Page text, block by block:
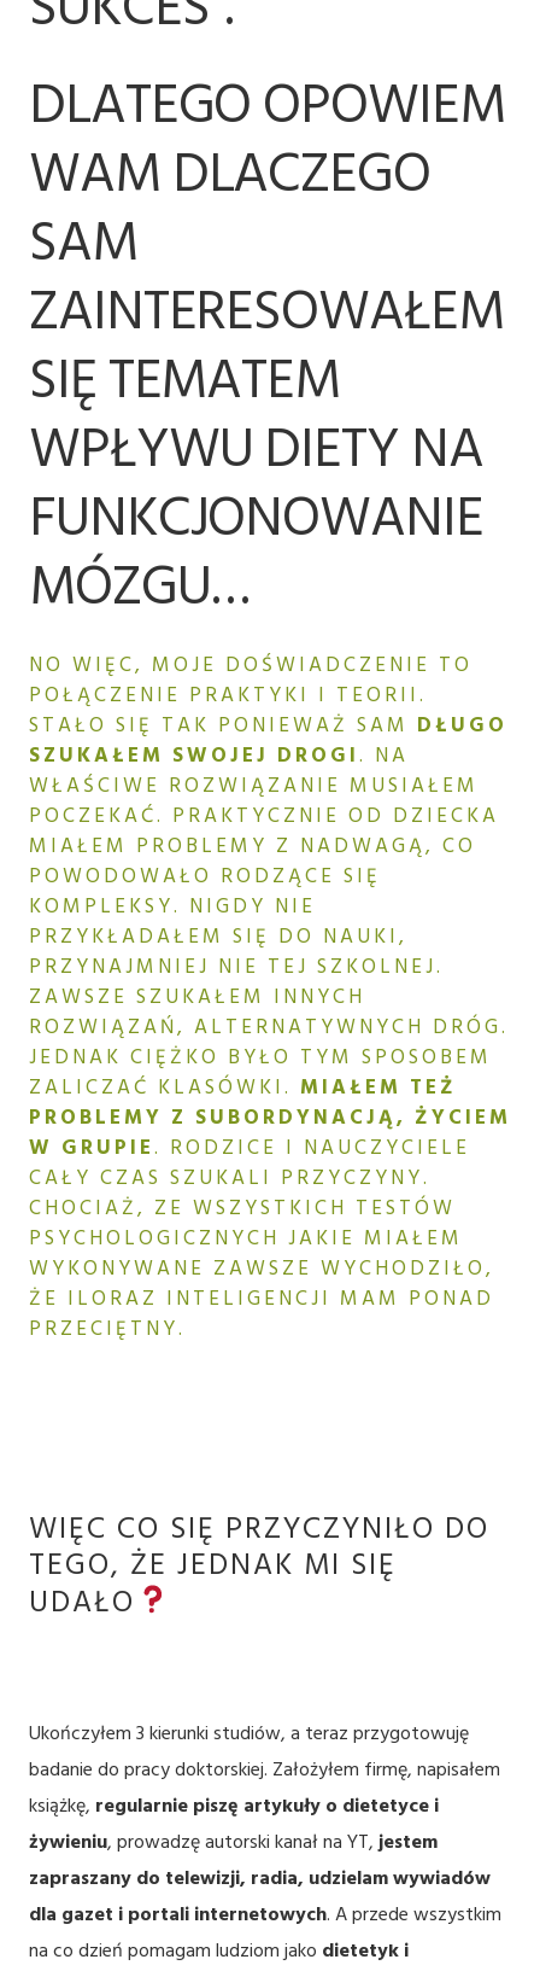
DLATEGO OPOWIEM
WAM DLACZEGO
SAM
ZAINTERESOWAŁEM
SIĘ TEMATEM
WPŁYWU DIETY NA
FUNKCJONOWANIE
MÓZGU…
NO WIĘC, MOJE DOŚWIADCZENIE TO
POŁĄCZENIE PRAKTYKI I TEORII.
STAŁO SIĘ TAK PONIEWAŻ SAM DŁUGO
SZUKAŁEM SWOJEJ DROGI. NA
WŁAŚCIWE ROZWIĄZANIE MUSIAŁEM
POCZEKAĆ. PRAKTYCZNIE OD DZIECKA
MIAŁEM PROBLEMY Z NADWAGĄ, CO
POWODOWAŁO RODZĄCE SIĘ
KOMPLEKSY. NIGDY NIE
PRZYKŁADAŁEM SIĘ DO NAUKI,
PRZYNAJMNIEJ NIE TEJ SZKOLNEJ.
ZAWSZE SZUKAŁEM INNYCH
ROZWIĄZAŃ, ALTERNATYWNYCH DRÓG.
JEDNAK CIĘŻKO BYŁO TYM SPOSOBEM
ZALICZAĆ KLASÓWKI. MIAŁEM TEŻ
PROBLEMY Z SUBORDYNACJĄ, ŻYCIEM
W GRUPIE. RODZICE I NAUCZYCIELE
CAŁY CZAS SZUKALI PRZYCZYNY.
CHOCIAŻ, ZE WSZYSTKICH TESTÓW
PSYCHOLOGICZNYCH JAKIE MIAŁEM
WYKONYWANE ZAWSZE WYCHODZIŁO,
ŻE ILORAZ INTELIGENCJI MAM PONAD
PRZECIĘTNY.
WIĘC CO SIĘ PRZYCZYNIŁO DO
TEGO, ŻE JEDNAK MI SIĘ
UDAŁO
Ukończyłem 3 kierunki studiów, a teraz przygotowuję
badanie do pracy doktorskiej. Założyłem firmę, napisałem
książkę, regularnie piszę artykuły o dietetyce i
żywieniu, prowadzę autorski kanał na YT, jestem
zapraszany do telewizji, radia, udzielam wywiadów
dla gazet i portali internetowych. A przede wszystkim
na co dzień pomagam ludziom jako dietetyk i